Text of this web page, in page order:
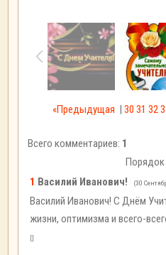
«Предыдущая 30 31 32
Всего комментариев: 1
Порядок
1 Василий Иванович! (30
Василий Иванович! С Днём
жизни, оптимизма и всего-
[]